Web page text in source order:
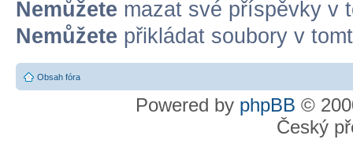
Nemůžete mazat své příspěvky v
Nemůžete přikládat soubory v
Obsah fóra
Powered by phpBB ©
Český